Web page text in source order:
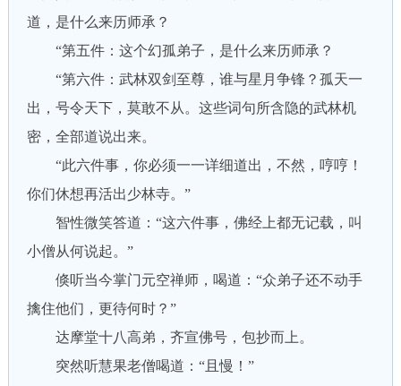
道，是什么来历师承？
“第五件：这个幻孤弟子，是什么来历师承？
“第六件：武林双剑至尊，谁与星月争锋？孤天一
出，号令天下，莫敢不从。这些词句所含隐的武林机
密，全部道说出来。
“此六件事，你必须一一详细道出，不然，哼哼！
你们休想再活出少林寺。”
智性微笑答道：“这六件事，佛经上都无记载，叫
小僧从何说起。”
倏听当今掌门元空禅师，喝道：“众弟子还不动手
擒住他们，更待何时？”
达摩堂十八高弟，齐宣佛号，包抄而上。
突然听慧果老僧喝道：“且慢！”